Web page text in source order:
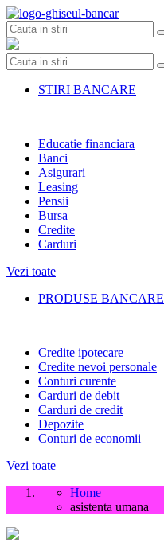
Skip
to
content
STIRI BANCARE
Educatie financiara
Banci
Asigurari
Leasing
Pensii
Bursa
Credite
Carduri
Vezi toate
PRODUSE BANCARE
Credite ipotecare
Credite nevoi personale
Conturi curente
Carduri de debit
Carduri de credit
Depozite
Conturi de economii
Vezi toate
Home
asistenta umana